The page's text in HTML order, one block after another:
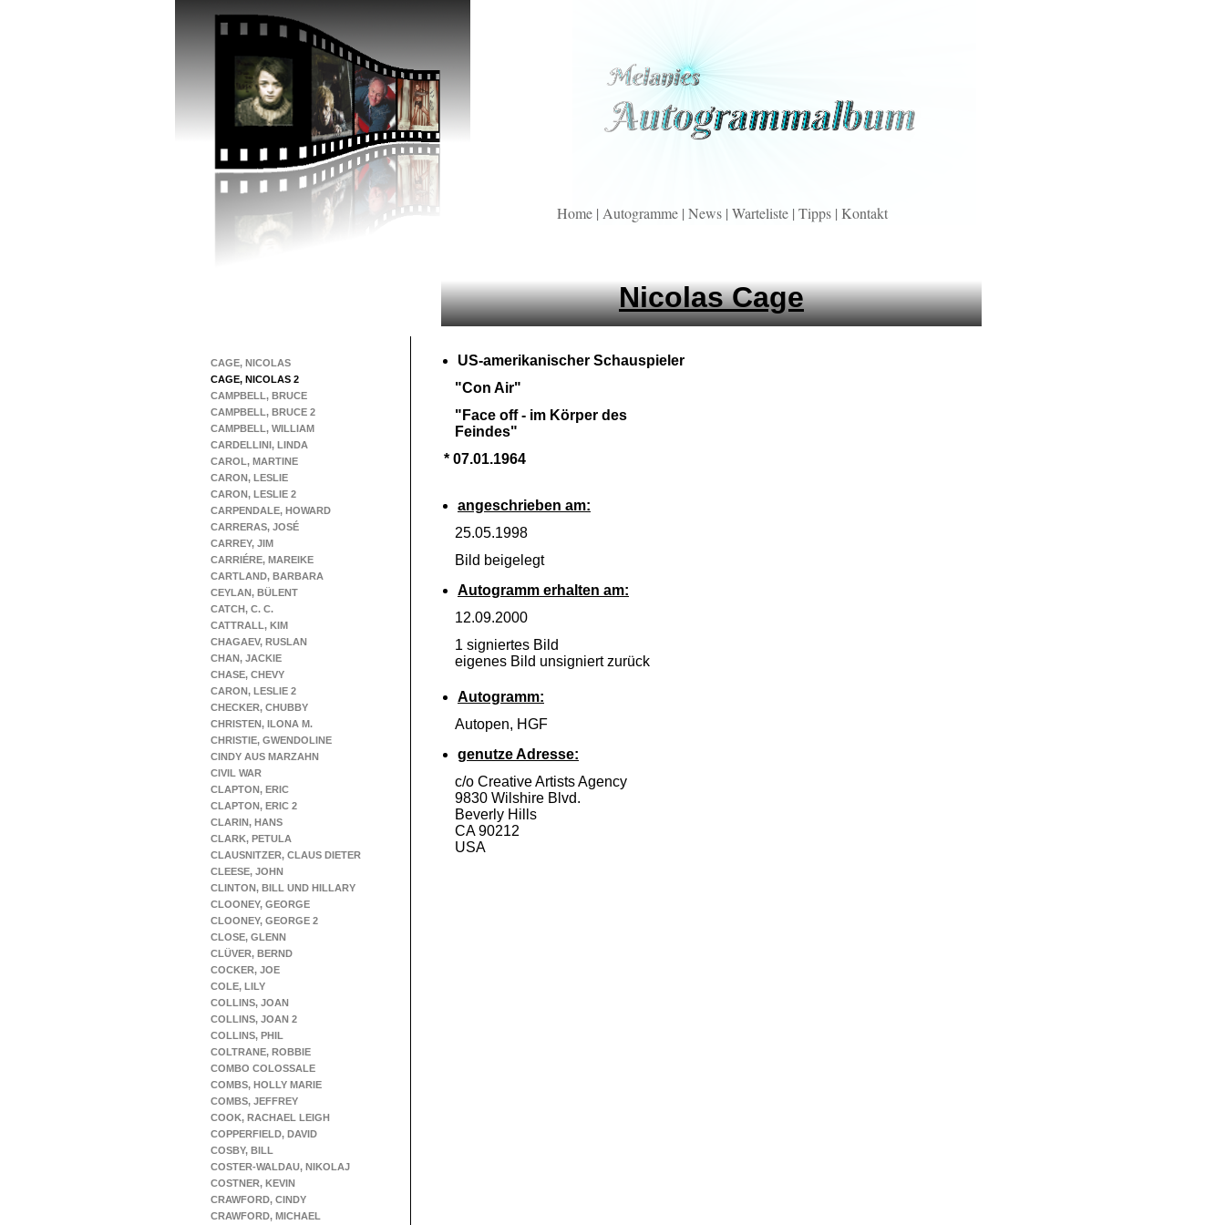
CAGE, NICOLAS
CAGE, NICOLAS 2
CAMPBELL, BRUCE
CAMPBELL, BRUCE 2
CAMPBELL, WILLIAM
CARDELLINI, LINDA
CAROL, MARTINE
CARON, LESLIE
CARON, LESLIE 2
CARPENDALE, HOWARD
CARRERAS, JOSÉ
CARREY, JIM
CARRIÉRE, MAREIKE
CARTLAND, BARBARA
CEYLAN, BÜLENT
CATCH, C. C.
CATTRALL, KIM
CHAGAEV, RUSLAN
CHAN, JACKIE
CHASE, CHEVY
CARON, LESLIE 2
CHECKER, CHUBBY
CHRISTEN, ILONA M.
CHRISTIE, GWENDOLINE
CINDY AUS MARZAHN
CIVIL WAR
CLAPTON, ERIC
CLAPTON, ERIC 2
CLARIN, HANS
CLARK, PETULA
CLAUSNITZER, CLAUS DIETER
CLEESE, JOHN
CLINTON, BILL UND HILLARY
CLOONEY, GEORGE
CLOONEY, GEORGE 2
CLOSE, GLENN
CLÜVER, BERND
COCKER, JOE
COLE, LILY
COLLINS, JOAN
COLLINS, JOAN 2
COLLINS, PHIL
COLTRANE, ROBBIE
COMBO COLOSSALE
COMBS, HOLLY MARIE
COMBS, JEFFREY
COOK, RACHAEL LEIGH
COPPERFIELD, DAVID
COSBY, BILL
COSTER-WALDAU, NIKOLAJ
COSTNER, KEVIN
CRAWFORD, CINDY
CRAWFORD, MICHAEL
Nicolas Cage
US-amerikanischer Schauspieler
"Con Air"
"Face off - im Körper des
Feindes"
* 07.01.1964
angeschrieben am:
25.05.1998
Bild beigelegt
Autogramm erhalten am:
12.09.2000
1 signiertes Bild
eigenes Bild unsigniert zurück
Autogramm:
Autopen, HGF
genutze Adresse:
c/o Creative Artists Agency
9830 Wilshire Blvd.
Beverly Hills
CA 90212
USA
Home | Autogramme | News | Warteliste | Tipps | Kontakt